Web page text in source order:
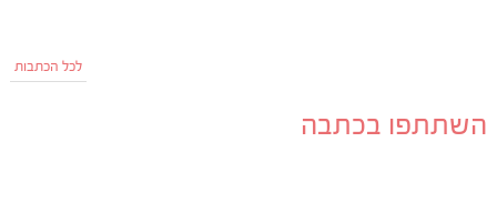
לכל הכתבות
השתתפו בכתבה